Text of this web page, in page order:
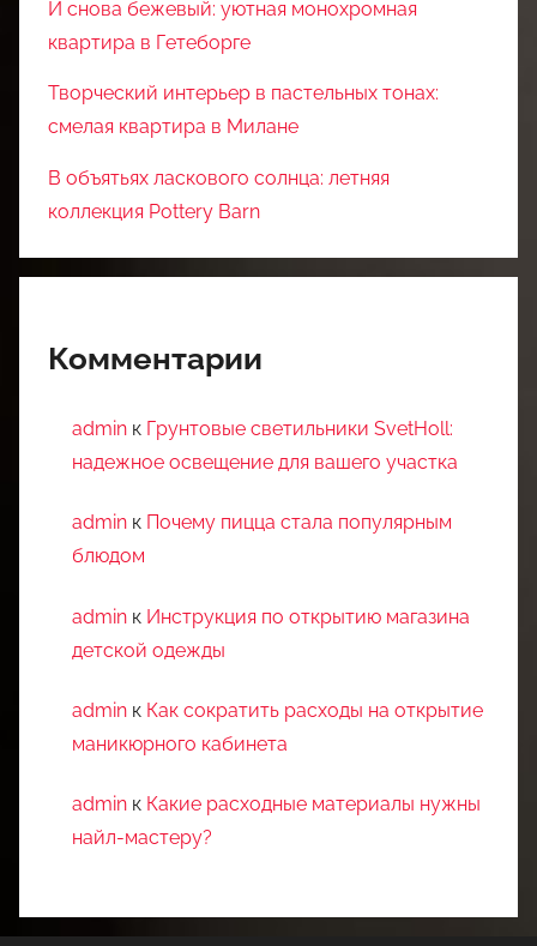
И снова бежевый: уютная монохромная
квартира в Гетеборге
Творческий интерьер в пастельных тонах:
смелая квартира в Милане
В объятьях ласкового солнца: летняя
коллекция Pottery Barn
Комментарии
admin к Грунтовые светильники SvetHoll:
надежное освещение для вашего участка
admin к Почему пицца стала популярным
блюдом
admin к Инструкция по открытию магазина
детской одежды
admin к Как сократить расходы на открытие
маникюрного кабинета
admin к Какие расходные материалы нужны
найл-мастеру?